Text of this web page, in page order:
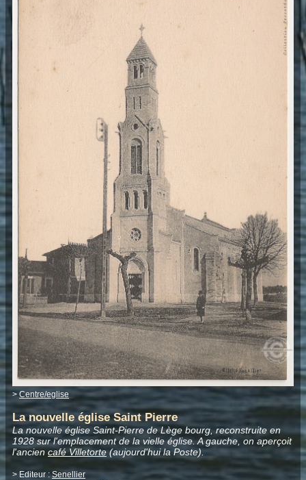
> Centre/eglise
La nouvelle église Saint Pierre
La nouvelle église Saint-Pierre de Lège bourg, reconstruite en
1928 sur l'emplacement de la vielle église. A gauche, on aperçoit
l'anciencafé Villetorte(aujourd'hui la Poste).
> Editeur :Senellier